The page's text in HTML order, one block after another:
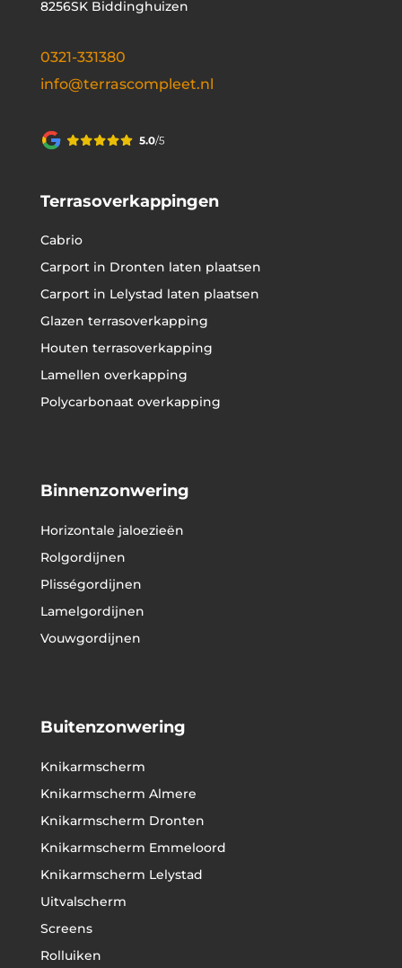
8256SK Biddinghuizen
0321-331380
info@terrascompleet.nl
Terrasoverkappingen
Cabrio
Carport in Dronten laten plaatsen
Carport in Lelystad laten plaatsen
Glazen terrasoverkapping
Houten terrasoverkapping
Lamellen overkapping
Polycarbonaat overkapping
Binnenzonwering
Horizontale jaloezieën
Rolgordijnen
Plisségordijnen
Lamelgordijnen
Vouwgordijnen
Buitenzonwering
Knikarmscherm
Knikarmscherm Almere
Knikarmscherm Dronten
Knikarmscherm Emmeloord
Knikarmscherm Lelystad
Uitvalscherm
Screens
Rolluiken